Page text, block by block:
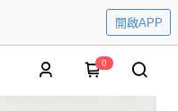
開啟APP
0